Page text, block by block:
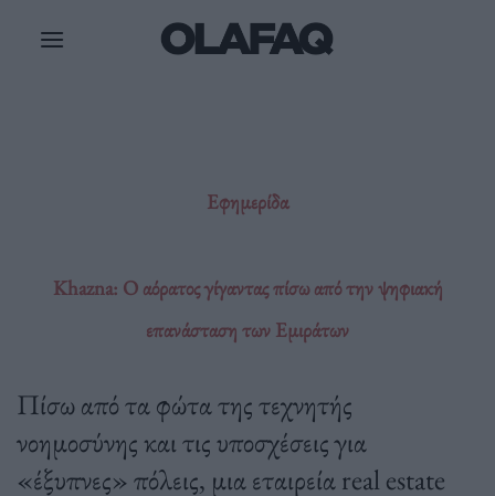
Εφημερίδα
Khazna: O αόρατος γίγαντας πίσω από την ψηφιακή
επανάσταση των Εμιράτων
Πίσω από τα φώτα της τεχνητής
νοημοσύνης και τις υποσχέσεις για
«έξυπνες» πόλεις, μια εταιρεία real estate